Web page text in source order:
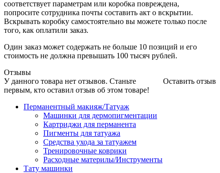
соответствует параметрам или коробка повреждена,
попросите сотрудника почты составить акт о вскрытии.
Вскрывать коробку самостоятельно вы можете только после
того, как оплатили заказ.
Один заказ может содержать не больше 10 позиций и его
стоимость не должна превышать 100 тысяч рублей.
Отзывы
Оставить отзыв
У данного товара нет отзывов. Станьте
первым, кто оставил отзыв об этом товаре!
Перманентный макияж/Татуаж
Машинки для дермопигментации
Картриджи для перманента
Пигменты для татуажа
Средства ухода за татуажем
Тренировочные коврики
Расходные материлы/Инструменты
Тату машинки